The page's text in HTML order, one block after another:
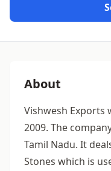
About
Vishwesh Exports
2009. The
Tamil Nadu. It
Stones which is